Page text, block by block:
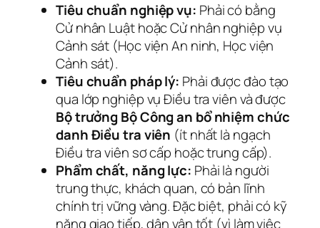
Tiêu chuẩn nghiệp vụ: Phải có bằng
Cử nhân Luật hoặc Cử nhân nghiệp vụ
Cảnh sát (Học viện An ninh, Học viện
Cảnh sát).
Tiêu chuẩn pháp lý: Phải được đào tạo
qua lớp nghiệp vụ Điều tra viên và được
Bộ trưởng Bộ Công an bổ nhiệm chức
danh Điều tra viên (ít nhất là ngạch
Điều tra viên sơ cấp hoặc trung cấp).
Phẩm chất, năng lực: Phải là người
trung thực, khách quan, có bản lĩnh
chính trị vững vàng. Đặc biệt, phải có kỹ
năng giao tiếp, dân vận tốt (vì làm việc